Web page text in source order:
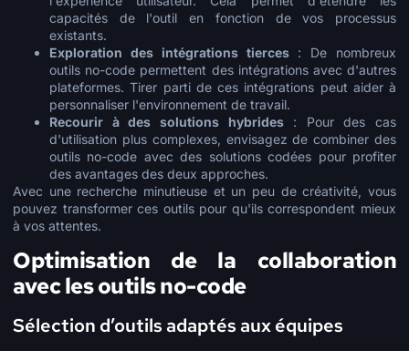
capacités de l'outil en fonction de vos processus
existants.
Exploration des intégrations tierces: De nombreux
outils no-code permettent des intégrations avec d'autres
plateformes. Tirer parti de ces intégrations peut aider à
personnaliser l'environnement de travail.
Recourir à des solutions hybrides: Pour des cas
d'utilisation plus complexes, envisagez de combiner des
outils no-code avec des solutions codées pour profiter
des avantages des deux approches.
Avec une recherche minutieuse et un peu de créativité, vous
pouvez transformer ces outils pour qu'ils correspondent mieux
à vos attentes.
Optimisation de la collaboration
avec les outils no-code
Sélection d’outils adaptés aux équipes